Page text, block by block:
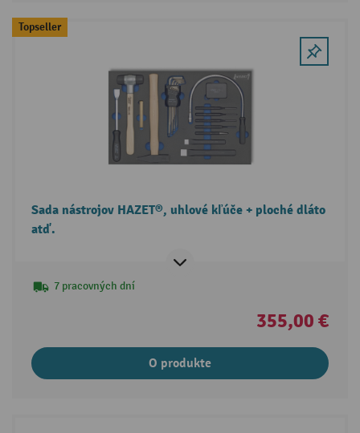
Topseller
Sada nástrojov HAZET®, uhlové kľúče + ploché dláto
atď.
7 pracovných dní
355,00 €
O produkte